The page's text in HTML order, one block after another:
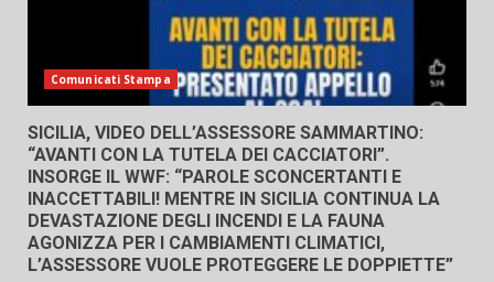
Comunicati Stampa
SICILIA, VIDEO DELL’ASSESSORE SAMMARTINO:
“AVANTI CON LA TUTELA DEI CACCIATORI”.
INSORGE IL WWF: “PAROLE SCONCERTANTI E
INACCETTABILI! MENTRE IN SICILIA CONTINUA LA
DEVASTAZIONE DEGLI INCENDI E LA FAUNA
AGONIZZA PER I CAMBIAMENTI CLIMATICI,
L’ASSESSORE VUOLE PROTEGGERE LE DOPPIETTE”